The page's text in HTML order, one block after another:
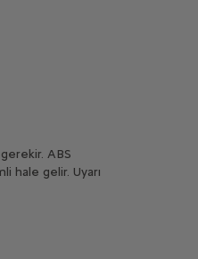
ABS
hale gelir. Uyarı